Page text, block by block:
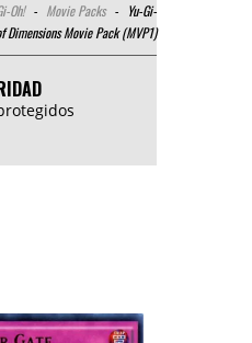
Oh! - Movie Packs - Yu-Gi-
Dimensions Movie Pack (MVP1)